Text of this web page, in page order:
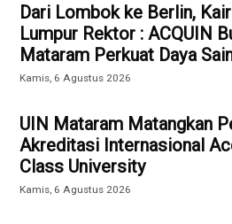
Dari Lombok ke Berlin,
Lumpur Rektor : ACQUIN
Mataram Perkuat Daya
Kamis, 6 Agustus 2026
UIN Mataram Matangkan
Akreditasi Internasional
Class University
Kamis, 6 Agustus 2026